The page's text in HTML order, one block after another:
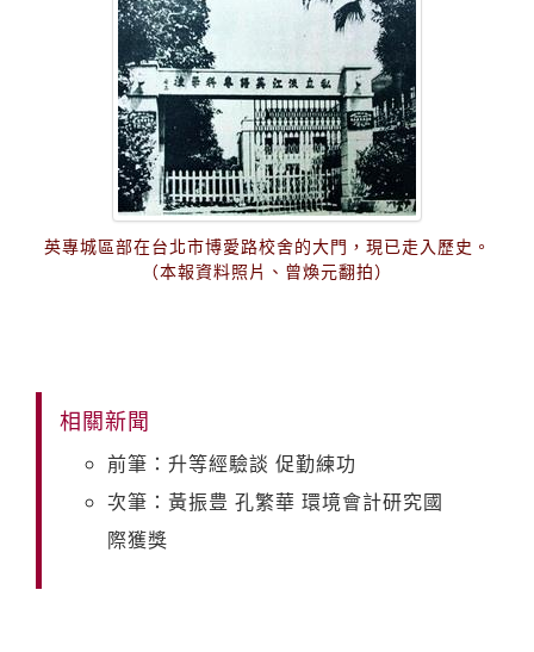
英專城區部在台北市博愛路校舍的大門，現已走入歷史。
（本報資料照片、曾煥元翻拍）
相關新聞
前筆：升等經驗談 促勤練功
次筆：黃振豊 孔繁華 環境會計研究國
際獲獎